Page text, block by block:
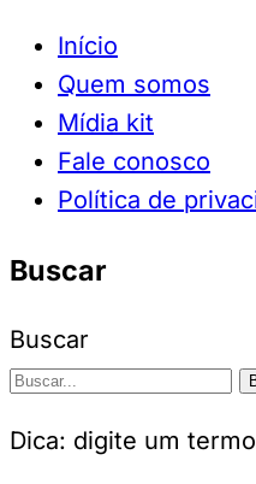
Início
Quem somos
Mídia kit
Fale conosco
Política de
Buscar
Buscar
Dica: digite um